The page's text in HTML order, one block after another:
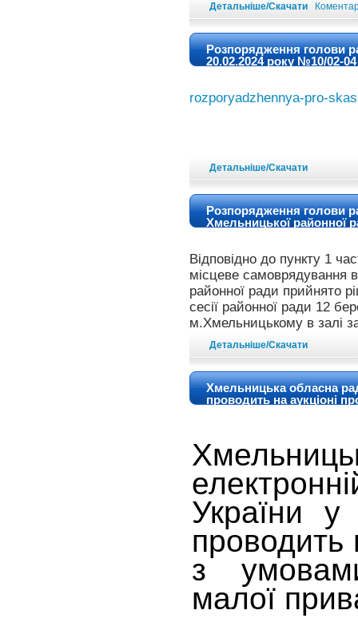
Детальніше/Скачати
Розпорядження голови
20.02.2024 року №10/02-
rozporyadzhennya-pro-
Детальніше/Скачати
Розпорядження голови
Хмельницької районної
Відповідно до пункту 1
місцеве самоврядування
районної ради прийнято
сесії районної ради 12
м.Хмельницькому в залі
Детальніше/Скачати
Хмельницька обласна
проводить на аукціоні
України у
проводить
з
малої